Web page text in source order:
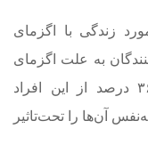
زندگی با اگزمای
از شرکت‌کنندگان به علت اگزمای
خود، مورد آزار‌واذیت قرار گرفته‌اند. ۳۶ درصد از این افراد
آن‌ها را تحت‌تاثیر